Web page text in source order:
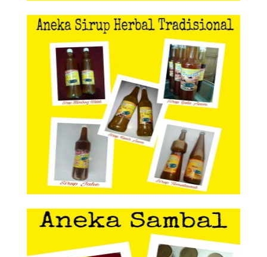
Aneka Sirup Herbal Tradisional
Aneka Sirup Herbal
Tradisional
Aneka Sambal